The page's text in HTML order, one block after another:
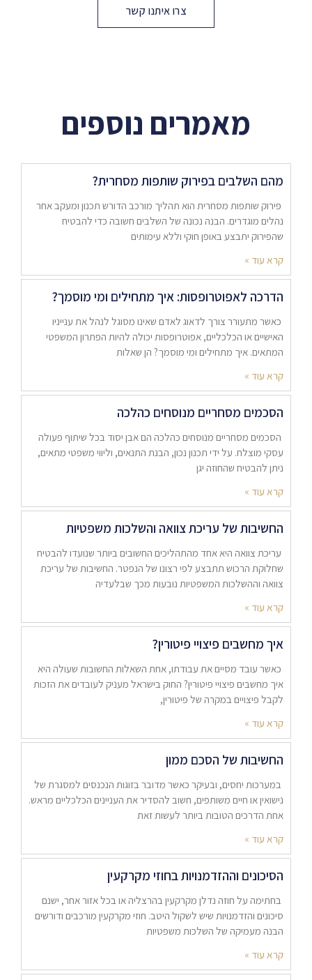
צרו איתנו קשר
מאמרים נוספים
מהם השלבים בפירוק שותפות מסחרית?
פירוק שותפות מסחרית הוא תהליך מורכב הדורש תכנון ומעקב אחר
נהלים מוגדרים. הבנה נכונה של השלבים חשובה כדי להבטיח
שהפירוק יתבצע באופן חוקי וללא עימותים
קרא עוד »
הדרכה לאפוטרופסות: איך מתחילים ומי מוסמך?
כאשר מתעורר צורך לדאוג לאדם שאינו מסוגל לנהל את ענייניו
האישיים או הכלכליים, אפוטרופסות יכולה להיות הפתרון המשפטי
המתאים. איך מתחילים ומי מוסמך? הן שאלות
קרא עוד »
הסכמים מסחריים מנוסחים כהלכה
הסכמים מסחריים מנוסחים כהלכה הם אבן יסוד בכל שיתוף פעולה
עסקי מוצלח. על ידי תכנון נכון, הבנת התנאים, וליווי משפטי מתאים,
ניתן להבטיח שהחוזה יגן
קרא עוד »
החשיבות של עריכת צוואה והשלכות משפטיות
עריכת צוואה היא אחד מהתהליכים החשובים ביותר שנועדו להבטיח
שחלוקת הרכוש תתבצע לפי רצונו של הנפטר. החשיבות של עריכת
צוואה וההשלכות המשפטיות נובעות מכך שבלעדיה
קרא עוד »
איך מחשבים פיצויי פיטורין?
כאשר עובד מסיים את עבודתו, אחת השאלות החשובות שעולה היא
איך מחשבים פיצויי פיטורין? החוק בישראל מעניק לעובדים את הזכות
לקבל פיצויים במקרה של פיטורין,
קרא עוד »
החשיבות של הסכם ממון
במערכות יחסים, ובעיקר כאשר מדובר בזוגות הנכנסים למסגרת של
נישואין או חיים משותפים, חשוב להסדיר את העניינים הכלכליים מראש.
אחת הדרכים הטובות ביותר לעשות זאת
קרא עוד »
הסיכונים וההזדמנויות בחוזי מקרקעין
בחתימה על חוזה נדלן מקרקעין בהרצליה או בכל אזור אחר, ישנם
סיכונים והזדמנויות שיש לשקול היטב. חוזי מקרקעין מורכבים ודורשים
הבנה מעמיקה של השלכות משפטיות
קרא עוד »